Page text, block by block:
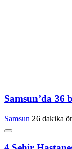
Samsun’da 36
Samsun 26 dakika